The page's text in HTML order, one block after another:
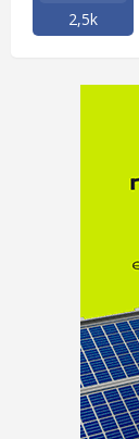
2,5k